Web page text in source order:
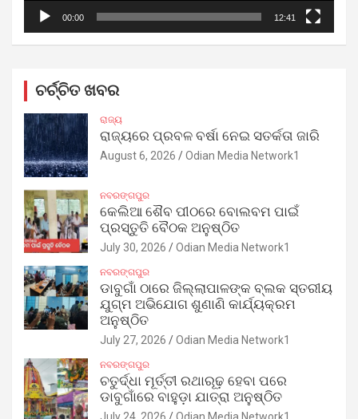
00:00 12:41
ଚର୍ଚ୍ଚିତ ଖବର
ରାଜ୍ୟ
ରାଜ୍ୟରେ ପ୍ରବଳ ବର୍ଷା ନେଇ ସତର୍କତା ଜାରି
August 6, 2026 Odian Media Network1
ନବରଙ୍ଗପୁର
କେଲିଆ ଶୈବ ପୀଠରେ ବୋଲବମ ପାଇଁ
ପ୍ରସ୍ତୁତି ବୈଠକ ଅନୁଷ୍ଠିତ
July 30, 2026 Odian Media Network1
ନବରଙ୍ଗପୁର
ଡାବୁଗାଁ ଠାରେ ଜିଲ୍ଲାପାଳଙ୍କ ବ୍ଲକ ସ୍ତରୀୟ
ଯୁଗ୍ମ ଅଭିଯୋଗ ଶୁଣାଣି କାର୍ଯ୍ୟକ୍ରମ
ଅନୁଷ୍ଠିତ
July 27, 2026 Odian Media Network1
ନବରଙ୍ଗପୁର
ଚତୁର୍ଦ୍ଧା ମୂର୍ତ୍ତୀ ରଥାରୂଢ଼ ହେବା ପରେ
ଡାବୁଗାଁରେ ବାହୁଡ଼ା ଯାତ୍ରା ଅନୁଷ୍ଠିତ
July 24, 2026 Odian Media Network1